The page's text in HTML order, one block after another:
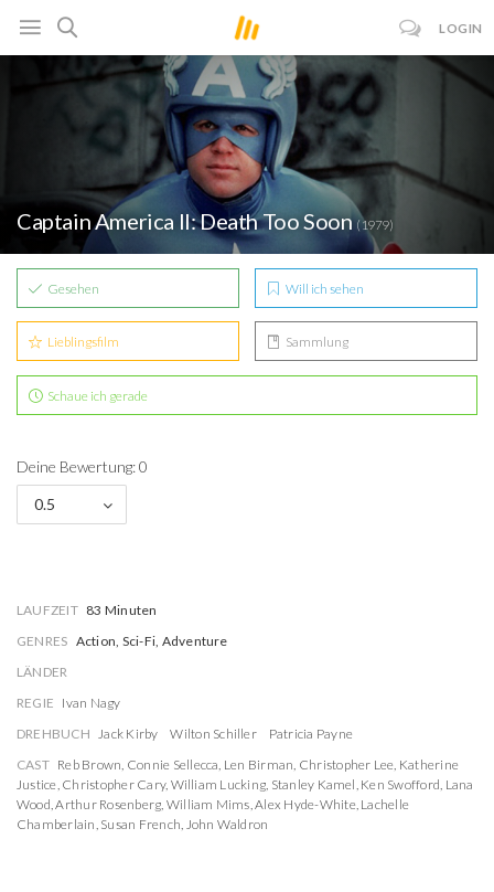
LOGIN
Captain America II: Death Too Soon(1979)
Gesehen Will ich sehen
Lieblingsfilm Sammlung
Schaue ich gerade
Deine Bewertung: 0
0.5
LAUFZEIT 83 Minuten
GENRES Action, Sci-Fi, Adventure
LÄNDER
REGIE Ivan Nagy
DREHBUCH Jack Kirby Wilton Schiller
Patricia Payne
CAST Reb Brown, Connie Sellecca, Len Birman, Christopher Lee, Katherine
Justice, Christopher Cary, William Lucking, Stanley Kamel, Ken Swofford, Lana
Wood,Arthur Rosenberg, William Mims,Alex Hyde-White, Lachelle
Chamberlain, Susan French, John Waldron